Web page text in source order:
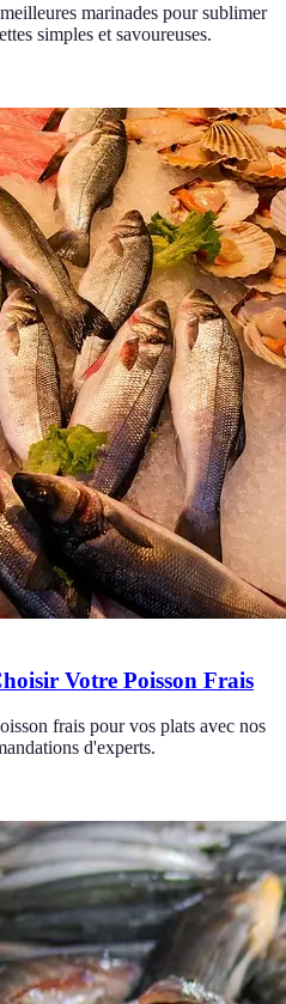
marinades pour sublimer
simples et savoureuses.
Votre Poisson Frais
frais pour vos plats avec nos
d'experts.